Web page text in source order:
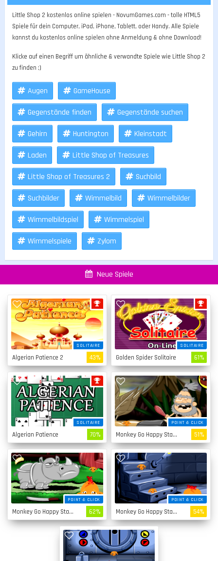
Little Shop 2 kostenlos online spielen - NovumGames.com - tolle HTML5
Spiele für dein Computer, iPad, iPhone, Tablett, oder Handy. Alle Spiele
kannst du kostenlos online spielen ohne Anmeldung & ohne Download!
Klicke auf einen Begriff um ähnliche & verwandte Spiele wie Little Shop 2
zu finden ;)
Augen GameHouse
Gegenstände finden Gegenstände suchen
Gehirn Huntington Kleinstadt
Laden Little Shop of Treasures
Little Shop of Treasures 2 Suchbild
Suchbilder Wimmelbild Wimmelbilder
Wimmelbildspiel Wimmelspiel
Wimmelspiele Zylom
Neue Spiele
SOLITAIRE
Algerian Patience 2 43%
SOLITAIRE
Golden Spider Solitaire 61%
SOLITAIRE
Algerian Patience 70%
POINT & CLICK
Monkey Go Happy Stage 4 51%
POINT & CLICK
Monkey Go Happy Stage 3 62%
POINT & CLICK
Monkey Go Happy Stage 2 54%